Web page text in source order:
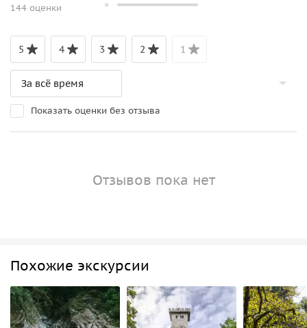
144 оценки
5 4 3 2 1
Показать оценки без отзыва
Отзывов пока нет
Похожие экскурсии